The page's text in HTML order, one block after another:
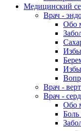
Медицинский
Врач -
Обо
Врач -
Врач -
Обо
Боль